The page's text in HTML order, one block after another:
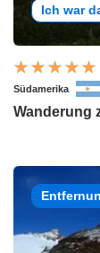
Ich war
Südamerika
Wanderung